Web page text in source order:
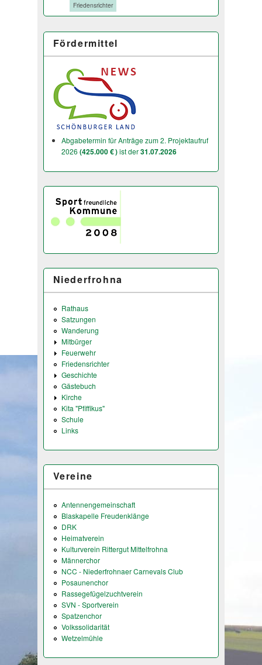
Friedensrichter
Fördermittel
Abgabetermin für Anträge zum 2. Projektaufruf
2026 (425.000 € )ist der31.07.2026
Niederfrohna
Rathaus
Satzungen
Wanderung
Mitbürger
Feuerwehr
Friedensrichter
Geschichte
Gästebuch
Kirche
Kita "Pfiffikus"
Schule
Links
Vereine
Antennengemeinschaft
Blaskapelle Freudenklänge
DRK
Heimatverein
Kulturverein Rittergut Mittelfrohna
Männerchor
NCC - Niederfrohnaer Carnevals Club
Posaunenchor
Rassegefügelzuchtverein
SVN - Sportverein
Spatzenchor
Volkssolidarität
Wetzelmühle